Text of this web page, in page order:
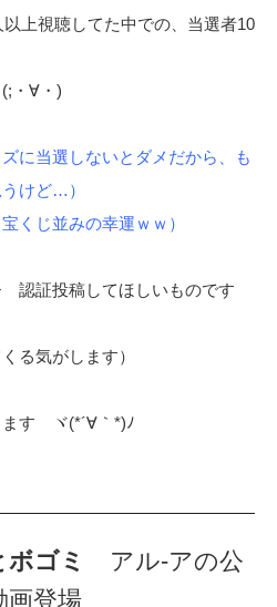
上視聴してた中での、当選者10
・∀・)
に当選しないとダメだから、も
けど…）
くじ並みの幸運ｗｗ）
認証投稿してほしいものです
る気がします）
す ヾ(*´∀｀*)ﾉ
ゴミ
アル-アの公
画登場